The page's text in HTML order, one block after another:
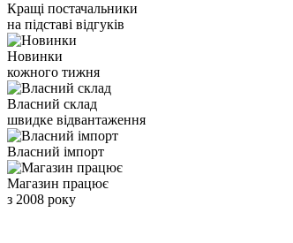
Кращі постачальники
на підставі відгуків
Новинки
кожного тижня
Власний склад
швидке відвантаження
Власний імпорт
Магазин працює
з 2008 року